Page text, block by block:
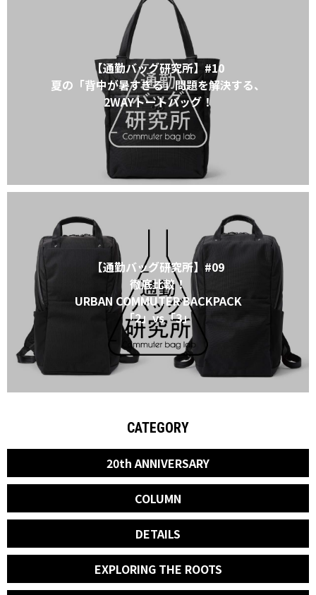
【通勤バッグ研究所】#10
夏の「背中が暑すぎる」問題を解決する、
2WAYトートバッグ！
【通勤バッグ研究所】#09
徹底比較！
URBAN COMMUTER BACKPACK
「2」vs「3」
CATEGORY
20th ANNIVERSARY
COLUMN
DETAILS
EXPLORING THE ROOTS